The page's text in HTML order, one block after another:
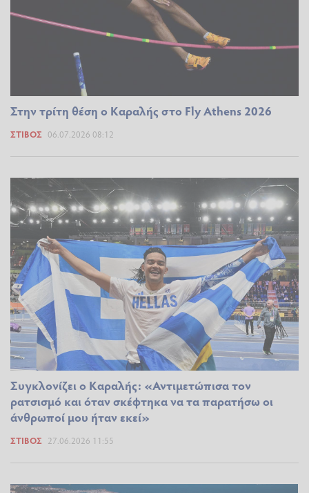
Στην τρίτη θέση ο Καραλής στο Fly Athens 2026
ΣΤΊΒΟΣ 06.07.2026 08:12
Συγκλονίζει ο Καραλής: «Αντιμετώπισα τον
ρατσισμό και όταν σκέφτηκα να τα παρατήσω οι
άνθρωποί μου ήταν εκεί»
ΣΤΊΒΟΣ 27.06.2026 11:55